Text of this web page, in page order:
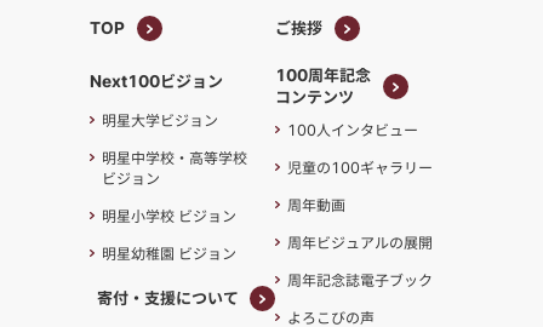
TOP
ご挨拶
100周年記念
コンテンツ
コンテンツ
100人インタビュー
児童の100ギャラリー
周年動画
周年ビジュアルの展開
周年記念誌電子ブック
よろこびの声
Next100ビジョン
明星大学ビジョン
明星中学校・高等学校
ビジョン
明星小学校 ビジョン
明星幼稚園 ビジョン
寄付・支援について